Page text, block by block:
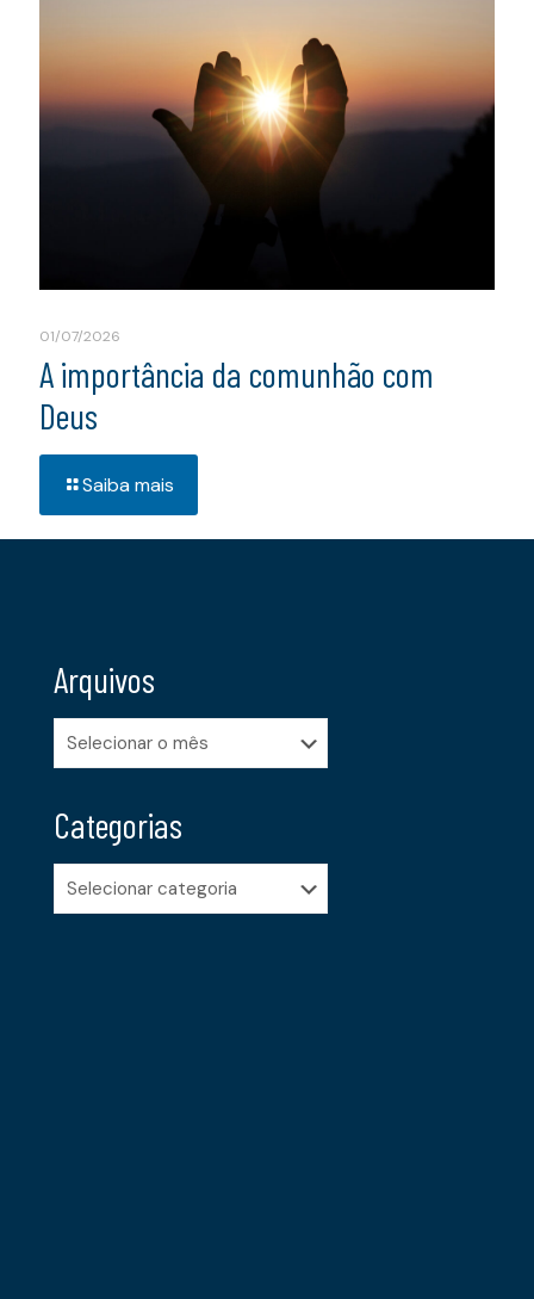
01/07/2026
A importância da comunhão com
Deus
Saiba mais
Arquivos
Arquivos
Categorias
Categorias